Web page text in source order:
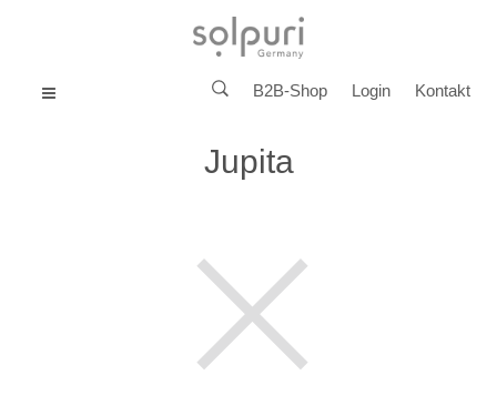
MENU B2B-Shop Login Kontakt
Jupita